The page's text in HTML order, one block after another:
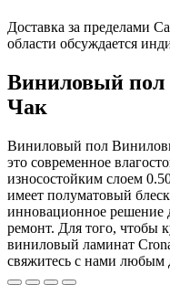
Доставка за пределами
области обсуждается
Виниловый пол
Чак
Виниловый пол
это современное
износостойким слоем
имеет полуматовый
инновационное решение
ремонт. Для того, чтобы
виниловый ламинат
свяжитесь с нами любым